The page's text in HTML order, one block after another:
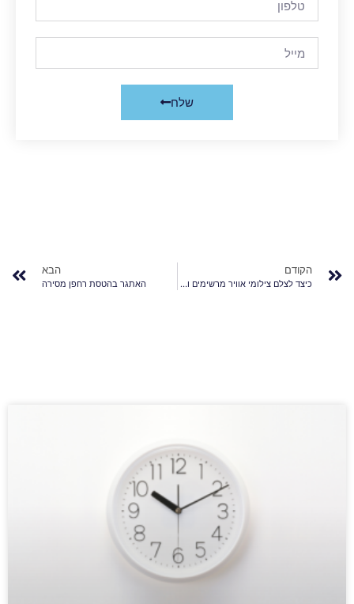
שלח
הקודם
כיצד לצלם צילומי אוויר מרשימים ולקבל תוצאות מרשימות של וידאו אווירי
הבא
האתגר בהטסת רחפן מסירה